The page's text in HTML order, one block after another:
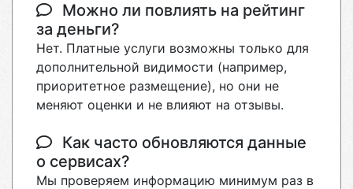
Можно ли повлиять на рейтинг
за деньги?
Нет. Платные услуги возможны только для
дополнительной видимости (например,
приоритетное размещение), но они не
меняют оценки и не влияют на отзывы.
Как часто обновляются данные
о сервисах?
Мы проверяем информацию минимум раз в